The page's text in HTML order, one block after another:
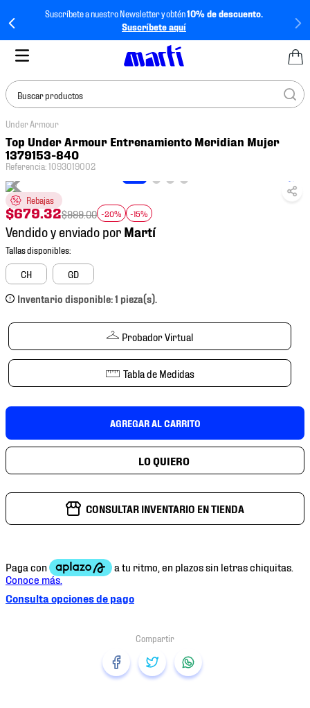
Suscríbete a nuestro Newsletter y obtén10% de descuento.
Suscríbete aquí
Buscar productos
Under Armour
Top Under Armour Entrenamiento Meridian Mujer
1379153-840
Referencia:1093019002
Rebajas
$679.32$999.00 -20% -15%
Vendido y enviado por
CH GD
Inventario disponible: 1 pieza(s).
Probador Virtual
Tabla de Medidas
AGREGAR AL CARRITO
CONSULTAR INVENTARIO EN TIENDA
Consulta opciones de pago
TÉRMINOS MÁS
BUSCADOS
1.
tenis mujer
2.
tenis hombre
3.
tenis
4
tenis futbol
mochila
6.
jersey
10. tenis nike